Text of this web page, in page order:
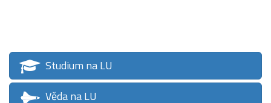
Studium na LU
Věda na LU